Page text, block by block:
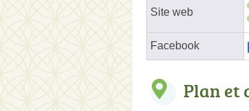
Site web
Facebook
Plan et